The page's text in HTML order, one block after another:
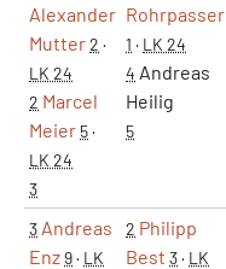
Alexander
Mutter2 ·
LK 24
2 Marcel
Meier 5·
LK 24
3
Rohrpasser
1 · LK 24
4 Andreas
Heilig
5
3 Andreas
Enz9· LK
2 Philipp
Best 3· LK